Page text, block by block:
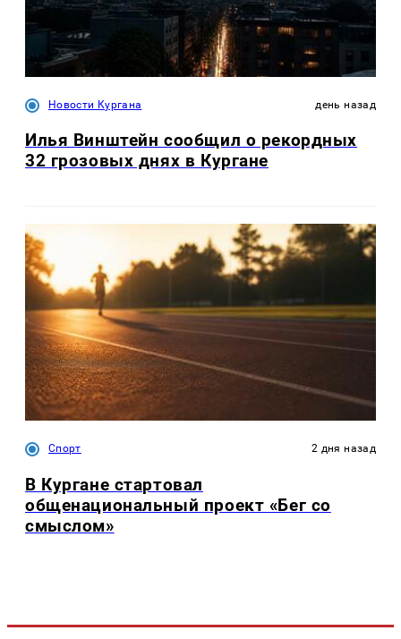
Новости Кургана день назад
Илья Винштейн сообщил о рекордных
32 грозовых днях в Кургане
Спорт 2 дня назад
В Кургане стартовал
общенациональный проект «Бег со
смыслом»